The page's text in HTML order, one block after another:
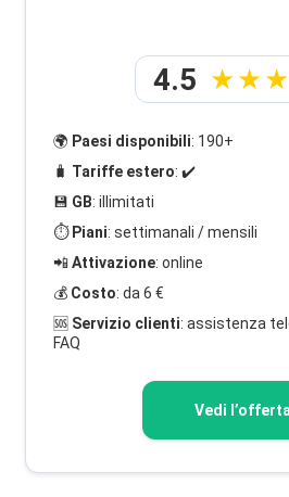
4.5
🌍 Paesi disponibili: 190+
🧳 Tariffe estero: ✔️
💾 GB: illimitati
⏱️ Piani: settimanali / mensili
📲Attivazione: online
💰 Costo: da 6 €
🆘 Servizio clienti: assistenza
FAQ
Vedi l’offerta